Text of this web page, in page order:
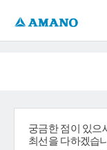
궁금한 점이 있으
최선을 다하겠습